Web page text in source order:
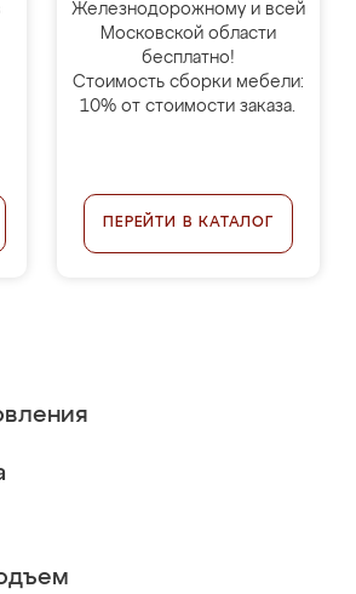
Железнодорожному и всей
Московской области
бесплатно!
Стоимость сборки мебели:
10% от стоимости заказа.
ПЕРЕЙТИ В КАТАЛОГ